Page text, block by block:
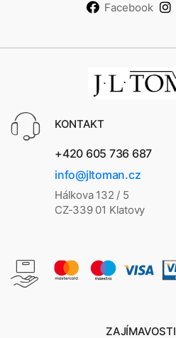
Facebook
KONTAKT
+420 605 736 687
info@jltoman.cz
Hálkova 132 / 5
CZ-339 01 Klatovy
ZAJÍMAVOSTI